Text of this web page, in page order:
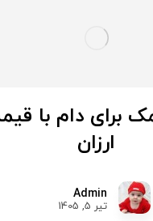
برای دام با
ارزان
Admin
تیر 5, 1405